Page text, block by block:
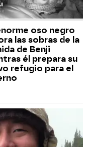
oso negro
las sobras de la
de Benji
él prepara su
refugio para el